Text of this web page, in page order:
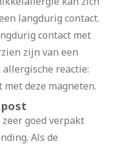
langdurig contact.
contact met
zijn van een
reactie:
deze magneten.
post
goed verpakt
Als de